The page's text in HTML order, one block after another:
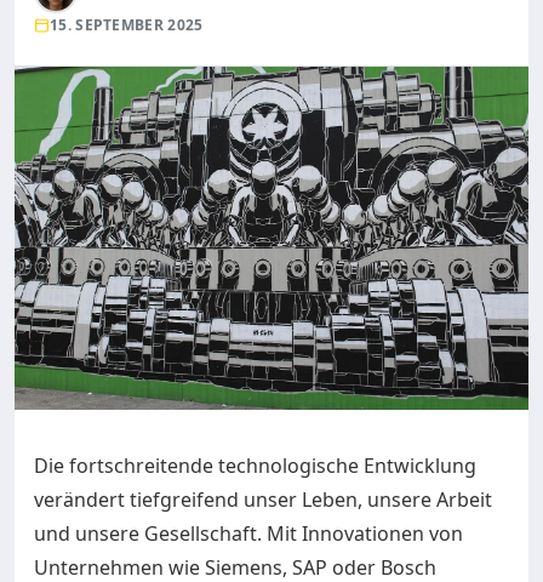
15. SEPTEMBER 2025
Die fortschreitende technologische Entwicklung
verändert tiefgreifend unser Leben, unsere Arbeit
und unsere Gesellschaft. Mit Innovationen von
Unternehmen wie Siemens, SAP oder Bosch